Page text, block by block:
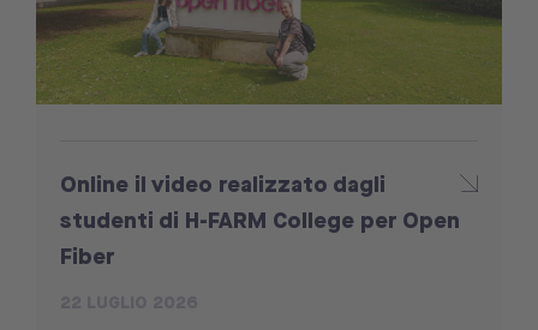
Online il video realizzato dagli
studenti di H-FARM College per Open
Fiber